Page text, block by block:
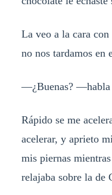
La veo a la cara
no nos tardamos en
—¿Buenas? —habla
Rápido se me
acelerar, y aprieto
mis piernas
relajaba sobre la de